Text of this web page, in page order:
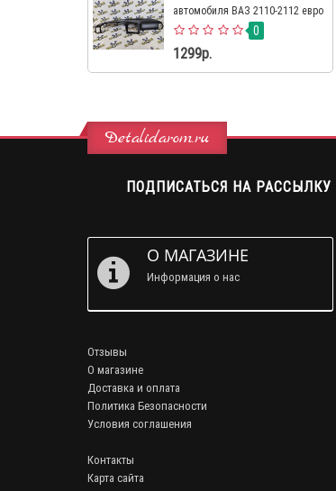
автомобиля ВАЗ 2110-2112 евро
0
1299р.
Detalidarom.ru
ПОДПИСАТЬСЯ НА РАССЫЛКУ
О МАГАЗИНЕ
Информация о нас
Отзывы
О магазине
Доставка и оплата
Политика Безопасности
Условия соглашения
Контакты
Карта сайта